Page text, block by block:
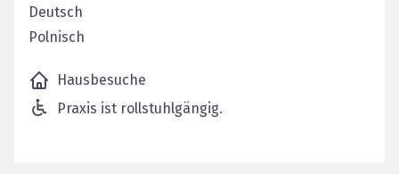
Deutsch
Polnisch
Hausbesuche
Praxis ist rollstuhlgängig.